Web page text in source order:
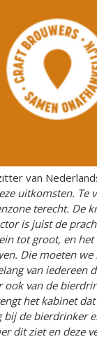
van
uitkomsten. Te
terecht. De
is juist de
tot groot, en het
Die moeten we
van iedereen
ook van de
het kabinet
bij de bierdrinker
dit ziet en deze